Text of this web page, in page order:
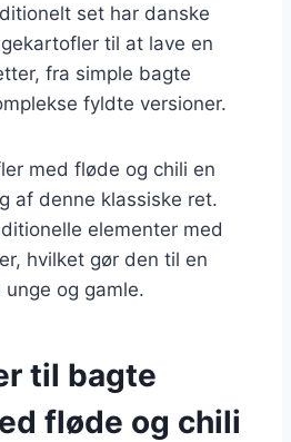
set har danske
til at lave en
fra simple bagte
fyldte versioner.
med fløde og chili en
af denne klassiske ret.
elementer med
hvilket gør den til en
og gamle.
til bagte
fløde og chili